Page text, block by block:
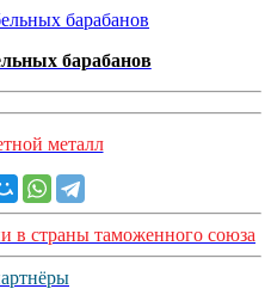
барабанов
металл
в страны таможенного союза